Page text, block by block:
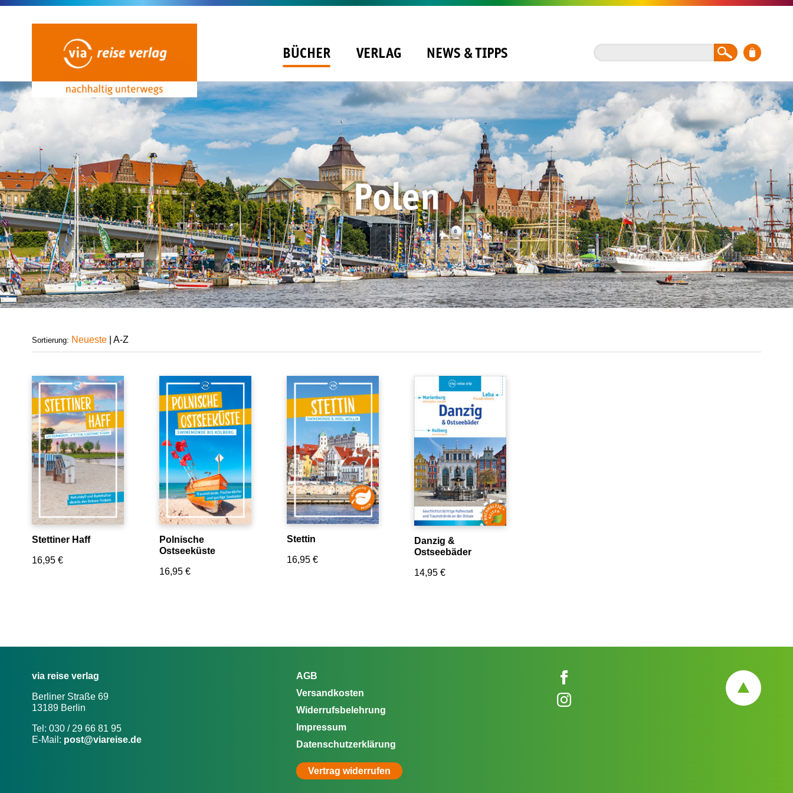
BÜCHER VERLAG NEWS & TIPPS
Polen
Sortierung: Neueste| A-Z
Stettiner Haff
16,95 €
Polnische
Ostseeküste
16,95 €
Stettin
16,95 €
Danzig &
Ostseebäder
14,95 €
via reise verlag
Berliner Straße 69
13189 Berlin
Tel: 030 / 29 66 81 95
E-Mail: post@viareise.de
AGB
Versandkosten
Widerrufsbelehrung
Impressum
Datenschutzerklärung
Vertrag widerrufen